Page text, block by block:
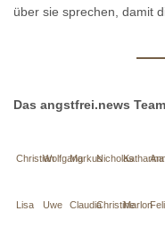
über sie sprechen, damit
Das angstfrei.news
ChristianWolfgangMarkusNicholasKatharina
Lisa Uwe ClaudiaChristineMarlon